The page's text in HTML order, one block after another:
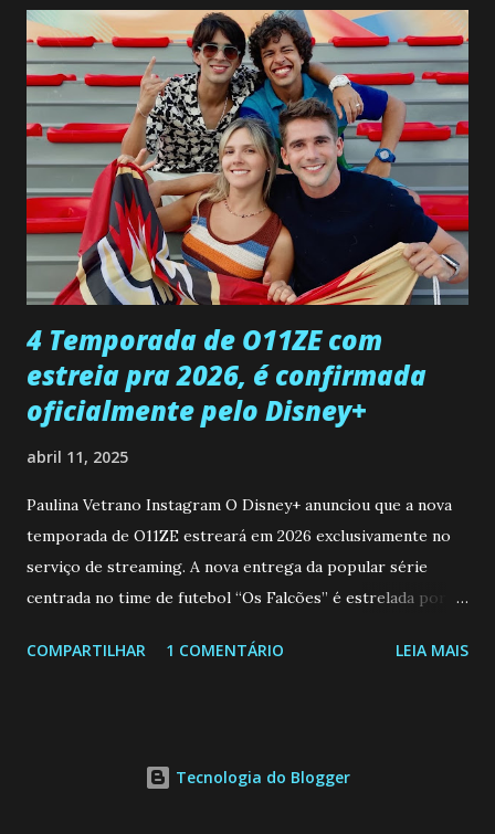
confessa a Gabriel que ele demonstrou ser o tipo de
pessoa que ela tanto desejou durante toda a vida. Camila
entra no quarto de Gabriel e imagina como seria o
encontro deles, quando conseguir seduzi-lo. Manuel avisa a
Paula sobre a suposta infidelidade de Gabriel com Joana.
Rogerio consegue se livrar de todas as suspeitas pelo
desaparecimento de Francisco, apontando que ele poderia
ter sido vítima da fúria de Gabriel. Artur informa a Gabriel
que a clínica inseminou por engano outra paciente, que está
...
4 Temporada de O11ZE com
estreia pra 2026, é confirmada
oficialmente pelo Disney+
abril 11, 2025
Paulina Vetrano Instagram O Disney+ anunciou que a nova
temporada de O11ZE estreará em 2026 exclusivamente no
serviço de streaming. A nova entrega da popular série
centrada no time de futebol “Os Falcões” é estrelada por
Brum (Dedé), que voltam a interpretar seus personagens
atleta Sergio “Kun” Agüero, além de outras figuras de
COMPARTILHAR 1 COMENTÁRIO LEIA MAIS
Tecnologia do Blogger